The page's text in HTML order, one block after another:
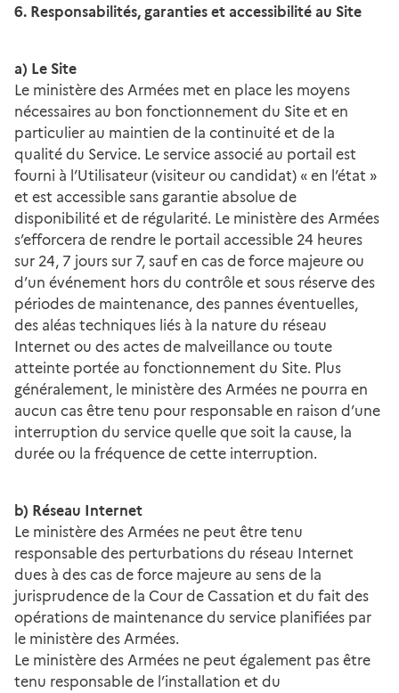
6. Responsabilités, garanties et accessibilité au Site
a) Le Site
Le ministère des Armées met en place les moyens
nécessaires au bon fonctionnement du Site et en
particulier au maintien de la continuité et de la
qualité du Service. Le service associé au portail est
fourni à l’Utilisateur (visiteur ou candidat) « en l’état »
et est accessible sans garantie absolue de
disponibilité et de régularité. Le ministère des Armées
s’efforcera de rendre le portail accessible 24 heures
sur 24, 7 jours sur 7, sauf en cas de force majeure ou
d’un événement hors du contrôle et sous réserve des
périodes de maintenance, des pannes éventuelles,
des aléas techniques liés à la nature du réseau
Internet ou des actes de malveillance ou toute
atteinte portée au fonctionnement du Site. Plus
généralement, le ministère des Armées ne pourra en
aucun cas être tenu pour responsable en raison d’une
interruption du service quelle que soit la cause, la
durée ou la fréquence de cette interruption.
b) Réseau Internet
Le ministère des Armées ne peut être tenu
responsable des perturbations du réseau Internet
dues à des cas de force majeure au sens de la
jurisprudence de la Cour de Cassation et du fait des
opérations de maintenance du service planifiées par
le ministère des Armées.
Le ministère des Armées ne peut également pas être
tenu responsable de l’installation et du